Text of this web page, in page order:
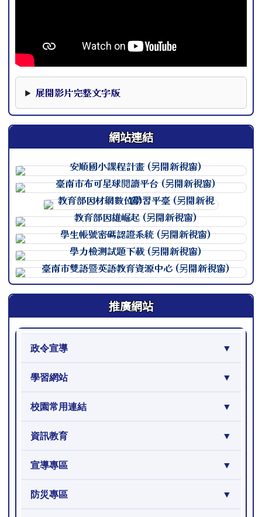
展開影片完整文字版
網站連結
連至 http://
連至 http://
連至 http://
連至 http://
連至 http://
連至 http://
連至 http://
推廣網站
政令宣導
學習網站
校園常用連結
資訊教育
宣導專區
防災專區